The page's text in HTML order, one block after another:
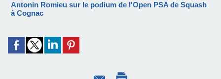
Antonin Romieu sur le podium de l'Open PSA de Squash
à Cognac